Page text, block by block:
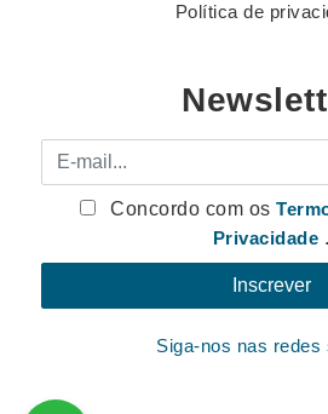
Política de
E-mail
Concordo com os
Privacidade .
Siga-nos nas redes